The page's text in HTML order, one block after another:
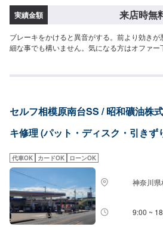
実績金額 来店時無
ブレーキをかけると異音がする。前より効き
細な事でも構いません。気になる方はオファー
セルフ相模原南台SS / 昭和礦油株
キ修理 (パット・ディスク・引きず
代車OK カードOK ローンOK
神奈川
9:00 ~